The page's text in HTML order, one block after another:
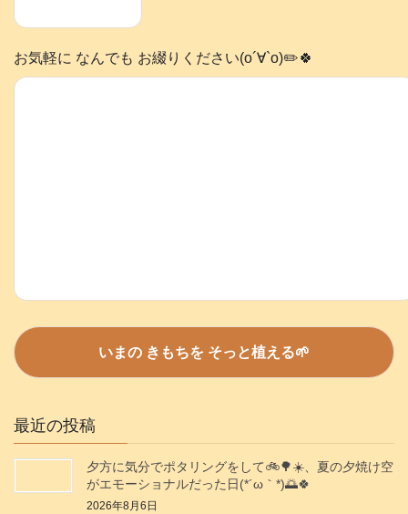
お気軽に なんでも お綴りください(о´∀`о)✏️🍀
最近の投稿
夕方に気分でポタリングをして🚲️🌳☀️、夏の夕焼け空
がエモーショナルだった日(⁠*⁠´⁠ω⁠｀⁠*⁠)🌅🍀
2026年8月6日